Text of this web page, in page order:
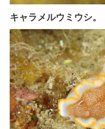
キャラメルウミウシ。